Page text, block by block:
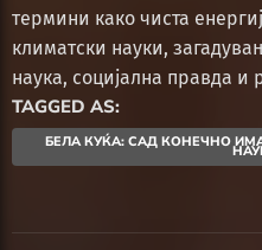
термини како чиста
климатски науки,
наука, социјална правда и
TAGGED AS:
БЕЛА КУЌА: САД КОНЕЧНО